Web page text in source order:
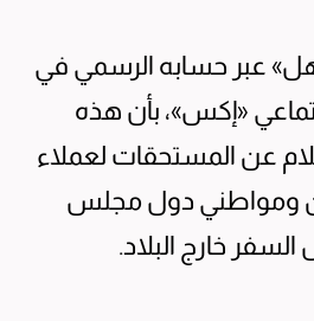
عبر حسابه الرسمي في
«إكس»، بأن هذه
عن المستحقات لعملاء
ومواطني دول مجلس
السفر خارج البلاد.